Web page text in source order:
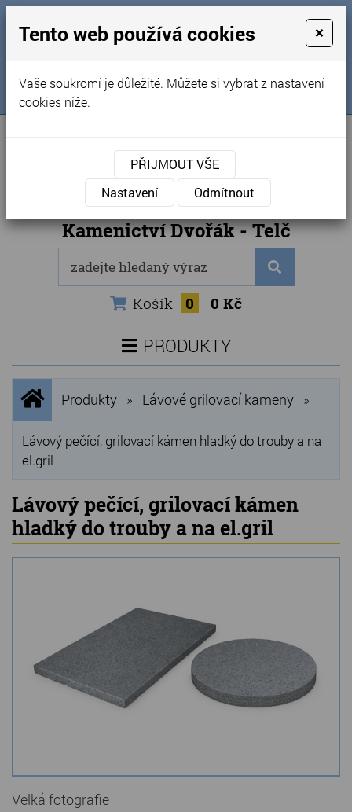
Obchodní podmínky
Kontakty
Naše kamenictví
Sledujte nás na FB
Internetový obchod
Kamenictví Dvořák - Telč
Košík 0 0 Kč
PRODUKTY
NOVINKY
NEJPRODÁVANĚJŠÍ
VÝPRODEJ
Produkty
Grilovací, pečící kameny
Lávové grilovací kameny
Chladící kostky a puky
Doplňky do kuchyně
Hřbitovní doplňky
Zvířecí náhrobky a pomníčky
Štípané kamenné obklady
Úvodní
stránka
Produkty » Lávové grilovací kameny »
Lávový pečící, grilovací kámen hladký do trouby a na
el.gril
Lávový pečící, grilovací kámen
hladký do trouby a na el.gril
Velká fotografie
Tento web používá cookies ×
Vaše soukromí je důležité. Můžete si vybrat z nastavení
cookies níže.
PŘIJMOUT VŠE
Nastavení
Odmítnout